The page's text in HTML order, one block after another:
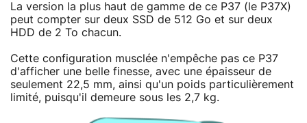
La version la plus haut de gamme de ce P37 (le P37X)
peut compter sur deux SSD de 512 Go et sur deux
HDD de 2 To chacun.
Cette configuration musclée n'empêche pas ce P37
d'afficher une belle finesse, avec une épaisseur de
seulement 22,5 mm, ainsi qu'un poids particulièrement
limité, puisqu'il demeure sous les 2,7 kg.